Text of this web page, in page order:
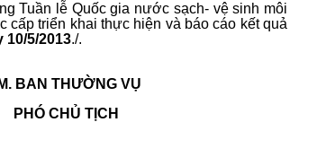
Tuần lễ Quốc gia nước sạch- vệ sinh môi
triển khai thực hiện và báo cáo kết quả
5/2013./.
BAN THƯỜNG VỤ
PHÓ CHỦ TỊCH